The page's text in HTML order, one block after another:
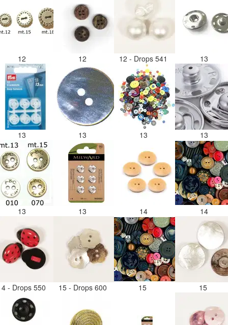
12 12 12 - Drops 541 13
13 13 13 13
13 13 14 14
- Drops 550 15 - Drops 600 15 15